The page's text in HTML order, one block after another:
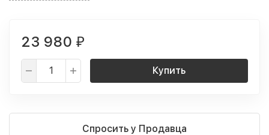
23 980 ₽
Купить
Спросить у Продавца